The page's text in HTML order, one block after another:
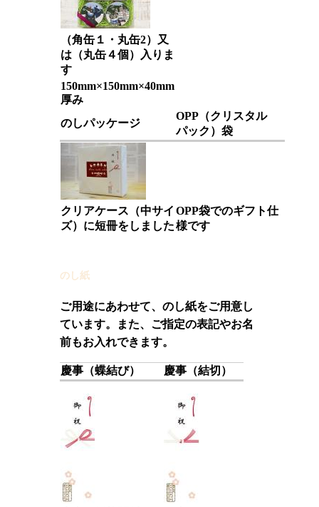
（角缶１・丸缶2）又
は（丸缶４個）入りま
す
150mm×150mm×40mm
厚み
のしパッケージ
OPP（クリスタル
パック）袋
クリアケース（中サイ
ズ）に短冊をしました
OPP袋でのギフト仕
様です
のし紙
ご用途にあわせて、のし紙をご用意し
ています。また、ご指定の表記やお名
前もお入れできます。
慶事（蝶結び） 慶事（結切）